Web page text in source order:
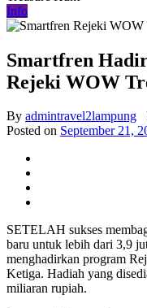
Info
Smartfren
Rejeki WOW
By admintravel2lampung
Posted on September 21,
SETELAH sukses
baru untuk lebih dari 3,9
menghadirkan program
Ketiga. Hadiah yang
miliaran rupiah.